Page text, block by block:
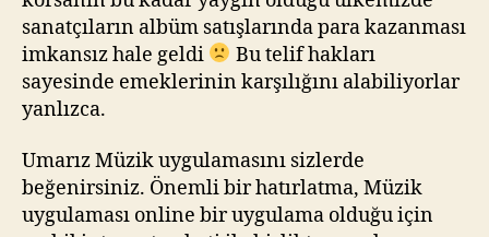
sanatçıların albüm satışlarında para kazanması
imkansız hale geldi
Bu telif hakları
sayesinde emeklerinin karşılığını alabiliyorlar
yanlızca.
Umarız Müzik uygulamasını sizlerde
beğenirsiniz. Önemli bir hatırlatma, Müzik
uygulaması online bir uygulama olduğu için